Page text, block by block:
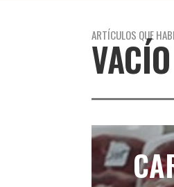
ARTÍCULOS QUE
VACÍO